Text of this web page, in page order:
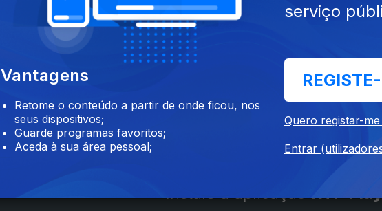
Instale a aplicaçãoRTP Play
Vantagens
Retome o conteúdo a partir de onde ficou, nos
seus dispositivos;
Guarde programas favoritos;
Aceda à sua área pessoal;
serviço
Quero registar-
Entrar